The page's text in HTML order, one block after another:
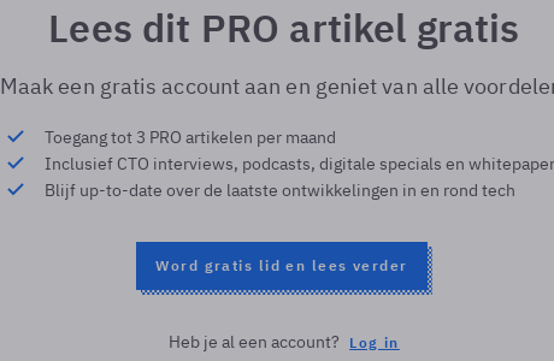
Lees dit PRO artikel gratis
Maak een gratis account aan en geniet van alle
Toegang tot 3 PRO artikelen per maand
Inclusief CTO interviews, podcasts, digitale specials en
Blijf up-to-date over de laatste ontwikkelingen in en rond tech
Word gratis lid en lees verder
Heb je al een account? Log in